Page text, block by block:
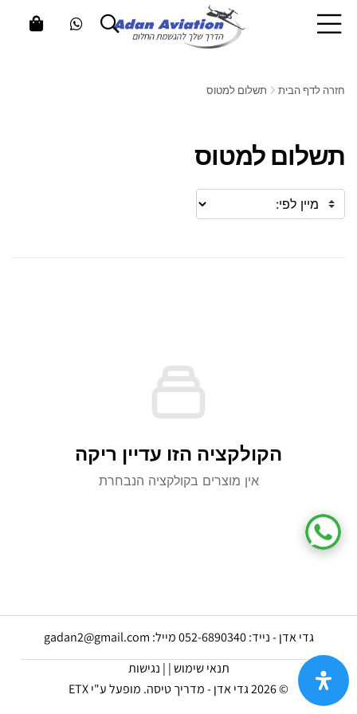
חזרה לדף הבית תשלום למטוס
תשלום למטוס
הקולקציה הזו עדיין ריקה
אין מוצרים בקולקציה הנבחרת
גדי אדן - נייד: 052-6890340 מייל: gadan2@gmail.com
תנאי שימוש | | נגישות
© 2026 גדי אדן - מדריך טיסה.
מופעל ע"י ETX